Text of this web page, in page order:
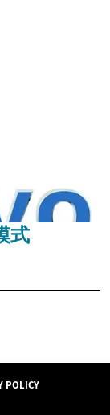
式
POLICY